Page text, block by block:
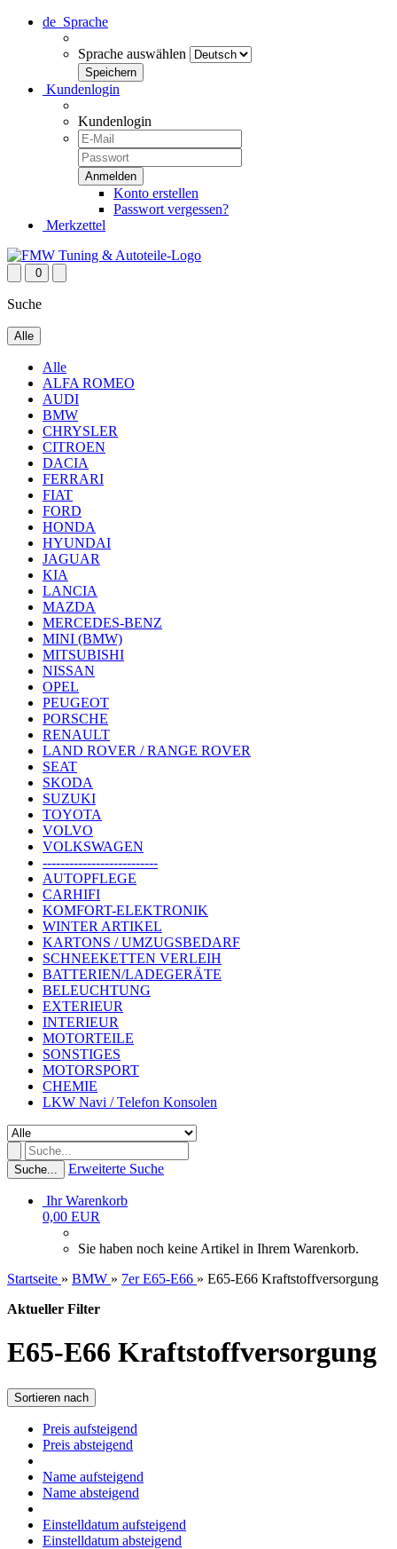
de Sprache
Sprache auswählen
Kundenlogin
Kundenlogin
Konto erstellen
Passwort vergessen?
Merkzettel
0
Suche
Alle
Alle
ALFA ROMEO
AUDI
BMW
CHRYSLER
CITROEN
DACIA
FERRARI
FIAT
FORD
HONDA
HYUNDAI
JAGUAR
KIA
LANCIA
MAZDA
MERCEDES-BENZ
MINI (BMW)
MITSUBISHI
NISSAN
OPEL
PEUGEOT
PORSCHE
RENAULT
LAND ROVER / RANGE ROVER
SEAT
SKODA
SUZUKI
TOYOTA
VOLVO
VOLKSWAGEN
--------------------------
AUTOPFLEGE
CARHIFI
KOMFORT-ELEKTRONIK
WINTER ARTIKEL
KARTONS / UMZUGSBEDARF
SCHNEEKETTEN VERLEIH
BATTERIEN/LADEGERÄTE
BELEUCHTUNG
EXTERIEUR
INTERIEUR
MOTORTEILE
SONSTIGES
MOTORSPORT
CHEMIE
LKW Navi / Telefon Konsolen
Suche... Erweiterte Suche
Ihr Warenkorb
0,00 EUR
Sie haben noch keine Artikel in Ihrem Warenkorb.
Startseite » BMW » 7er E65-E66 » E65-E66 Kraftstoffversorgung
Aktueller Filter
E65-E66 Kraftstoffversorgung
Sortieren nach
Preis aufsteigend
Preis absteigend
Name aufsteigend
Name absteigend
Einstelldatum aufsteigend
Einstelldatum absteigend